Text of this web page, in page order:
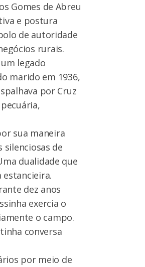
Gomes de Abreu
e postura
de autoridade
rurais.
legado
marido em 1936,
por Cruz
sua maneira
de
dualidade que
estancieira.
dez anos
exercia o
o campo.
conversa
por meio de